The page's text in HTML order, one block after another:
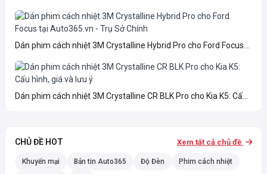
Dán phim cách nhiệt 3M Crystalline Hybrid Pro cho Ford Focus...
Dán phim cách nhiệt 3M Crystalline CR BLK Pro cho Kia K5: Cấ...
CHỦ ĐỀ HOT Xem tất cả chủ đề
Khuyến mại Bản tin Auto365 Độ Đèn Phim cách nhiệt